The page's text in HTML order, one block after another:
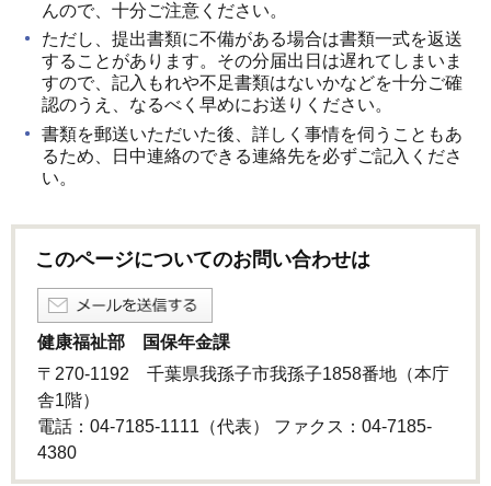
んので、十分ご注意ください。
ただし、提出書類に不備がある場合は書類一式を返送
することがあります。その分届出日は遅れてしまいま
すので、記入もれや不足書類はないかなどを十分ご確
認のうえ、なるべく早めにお送りください。
書類を郵送いただいた後、詳しく事情を伺うこともあ
るため、日中連絡のできる連絡先を必ずご記入くださ
い。
このページについてのお問い合わせは
健康福祉部 国保年金課
〒270-1192 千葉県我孫子市我孫子1858番地（本庁
舎1階）
電話：04-7185-1111（代表） ファクス：04-7185-
4380